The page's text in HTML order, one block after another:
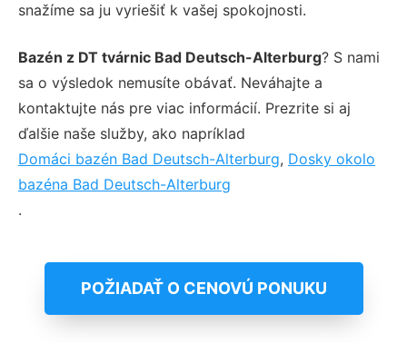
snažíme sa ju vyriešiť k vašej spokojnosti.
Bazén z DT tvárnic Bad Deutsch-Alterburg? S nami
sa o výsledok nemusíte obávať. Neváhajte a
kontaktujte nás pre viac informácií. Prezrite si aj
ďalšie naše služby, ako napríklad
Domáci bazén Bad Deutsch-Alterburg, Dosky okolo
bazéna Bad Deutsch-Alterburg
.
POŽIADAŤ O CENOVÚ PONUKU